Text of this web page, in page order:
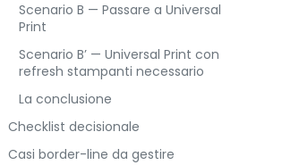
Scenario B — Passare a Universal
Print
Scenario B’ — Universal Print con
refresh stampanti necessario
La conclusione
Checklist decisionale
Casi border-line da gestire